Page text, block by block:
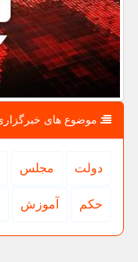
موضوع های
دولت مجلس
حكم آموزش